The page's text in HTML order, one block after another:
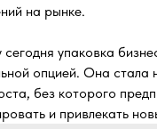
на рынке.
упаковка
опцией. Она
без которого
и привлекать